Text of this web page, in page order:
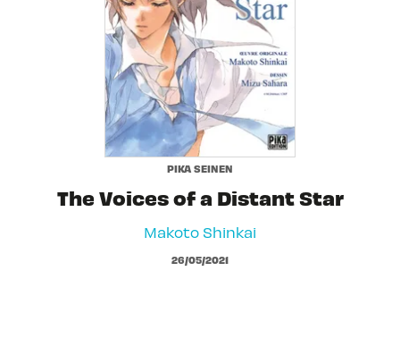
PIKA SEINEN
The Voices of a Distant Star
Makoto Shinkai
26/05/2021